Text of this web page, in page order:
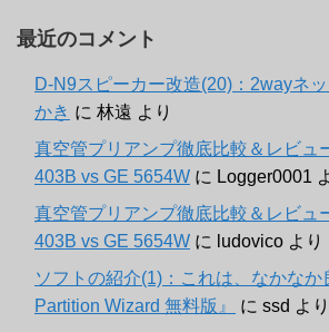
最近のコメント
D-N9スピーカー改造(20)：2wayネ
かき に 林遠 より
真空管プリアンプ徹底比較＆レビュ
403B vs GE 5654W に Logger0001
真空管プリアンプ徹底比較＆レビュ
403B vs GE 5654W に ludovico より
ソフトの紹介(1)：これは、なかなか
Partition Wizard 無料版』
に ssd より